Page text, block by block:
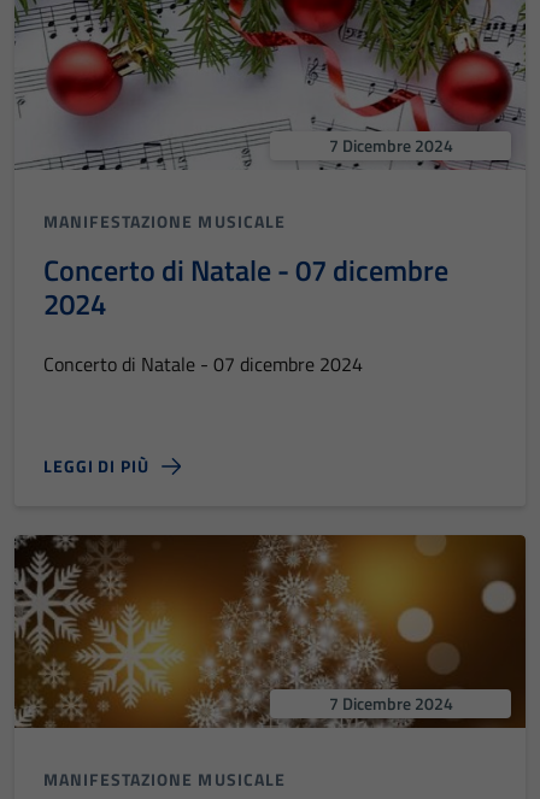
7 Dicembre 2024
MANIFESTAZIONE MUSICALE
Concerto di Natale - 07 dicembre
2024
Concerto di Natale - 07 dicembre 2024
LEGGI DI PIÙ
7 Dicembre 2024
MANIFESTAZIONE MUSICALE